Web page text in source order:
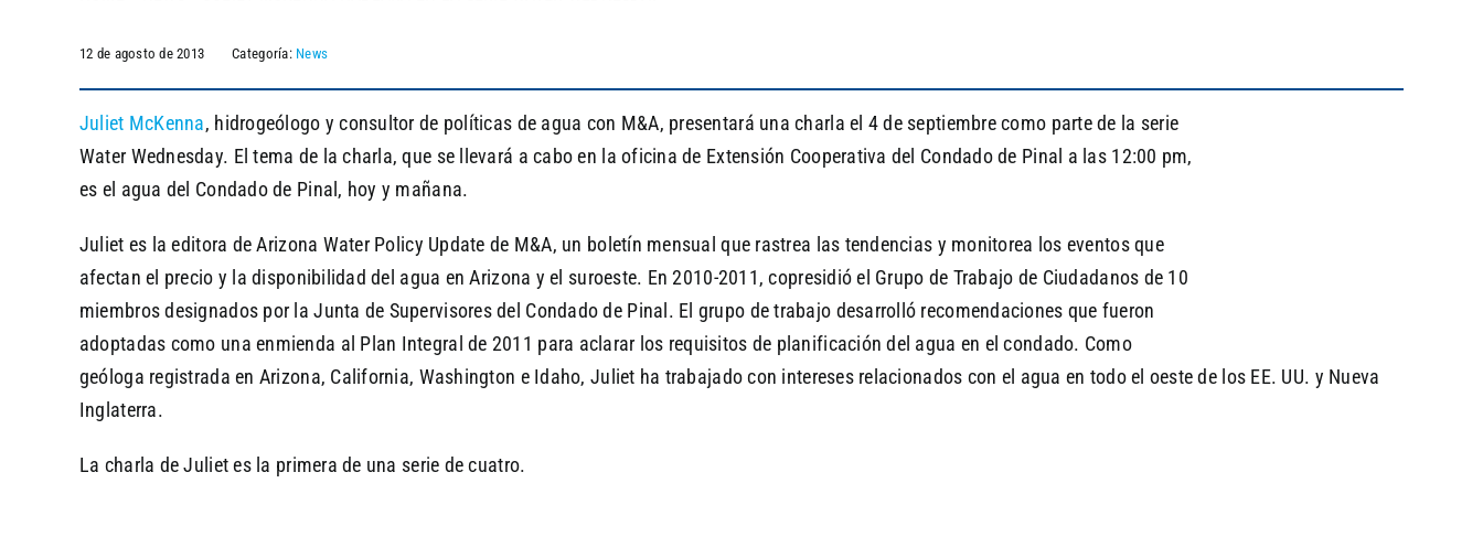
12 de agosto de 2013 Categoría: News
Juliet McKenna, hidrogeólogo y consultor de políticas de agua con M&A, presentará una charla el 4 de septiembre como parte de la serie
Water Wednesday. El tema de la charla, que se llevará a cabo en la oficina de Extensión Cooperativa del Condado de Pinal a las 12:00 pm,
es el agua del Condado de Pinal, hoy y mañana.
Juliet es la editora de Arizona Water Policy Update de M&A, un boletín mensual que rastrea las tendencias y monitorea los eventos que
afectan el precio y la disponibilidad del agua en Arizona y el suroeste. En 2010-2011, copresidió el Grupo de Trabajo de Ciudadanos de 10
miembros designados por la Junta de Supervisores del Condado de Pinal. El grupo de trabajo desarrolló recomendaciones que fueron
adoptadas como una enmienda al Plan Integral de 2011 para aclarar los requisitos de planificación del agua en el condado. Como
geóloga registrada en Arizona, California, Washington e Idaho, Juliet ha trabajado con intereses relacionados con el agua en todo el oeste de los EE. UU. y Nueva
Inglaterra.
La charla de Juliet es la primera de una serie de cuatro.